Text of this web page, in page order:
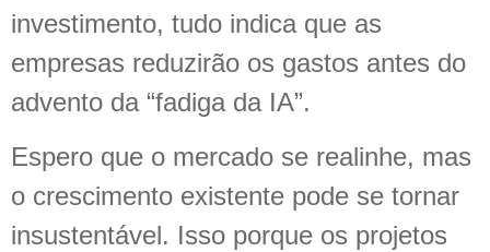
investimento, tudo indica que as
empresas reduzirão os gastos antes do
advento da “fadiga da IA”.
Espero que o mercado se realinhe, mas
o crescimento existente pode se tornar
insustentável. Isso porque os projetos